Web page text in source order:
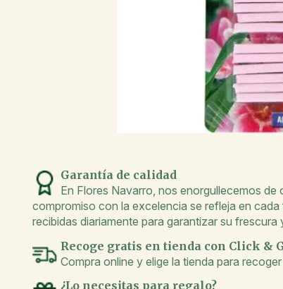
Garantía de calidad
En Flores Navarro, nos enorgullecemos
compromiso con la excelencia se refleja en
recibidas diariamente para garantizar su
Recoge gratis en tienda con Click &
Compra online y elige la tienda para
¿Lo necesitas para regalo?